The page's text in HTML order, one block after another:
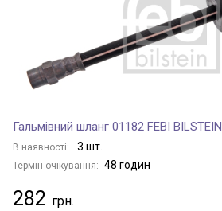
Гальмівний шланг 01182 FEBI BILSTEIN
В наявності: 3 шт.
Термін очікування: 48 годин
282